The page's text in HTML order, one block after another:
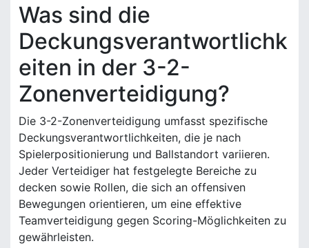
Was sind die
Deckungsverantwortlichk
eiten in der 3-2-
Zonenverteidigung?
Die 3-2-Zonenverteidigung umfasst spezifische
Deckungsverantwortlichkeiten, die je nach
Spielerpositionierung und Ballstandort variieren.
Jeder Verteidiger hat festgelegte Bereiche zu
decken sowie Rollen, die sich an offensiven
Bewegungen orientieren, um eine effektive
Teamverteidigung gegen Scoring-Möglichkeiten zu
gewährleisten.